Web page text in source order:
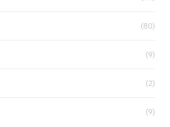
(80)
(9)
(2)
(9)